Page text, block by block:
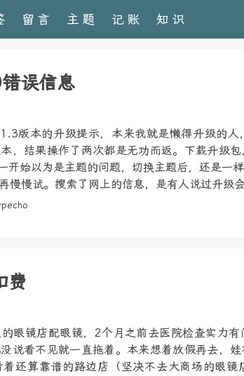
留言 主题 记账 知识
误信息
版本的升级提示，本来我就是懒得升级的人
，结果操作了两次都是无功而返。下载升级
开始以为是主题的问题，切换主题后，还是一
慢慢试。搜索了网上的信息，是有人说过升级
费
眼镜店配眼镜，2个月之前去医院检查实力
说看不见就一直拖着。本来想着放假再去，
还算靠谱的路边店（坚决不去大商场的眼镜